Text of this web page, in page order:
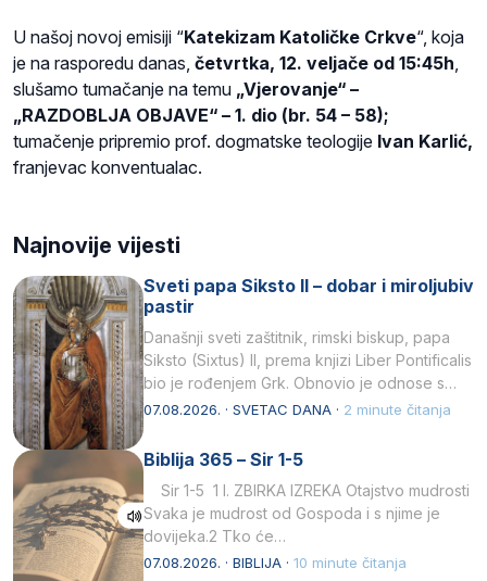
U našoj novoj emisiji “Katekizam Katoličke Crkve“, koja
je na rasporedu danas, četvrtka, 12. veljače od 15:45h,
slušamo tumačanje na temu „Vjerovanje“ –
„RAZDOBLJA OBJAVE“ – 1. dio (br. 54 – 58);
tumačenje pripremio prof. dogmatske teologije Ivan Karlić,
franjevac konventualac.
Najnovije vijesti
Sveti papa Siksto II – dobar i miroljubiv
pastir
Današnji sveti zaštitnik, rimski biskup, papa
Siksto (Sixtus) II, prema knjizi Liber Pontificalis
bio je rođenjem Grk. Obnovio je odnose s
afričkim…
07.08.2026. · SVETAC DANA · 2 minute čitanja
Biblija 365 – Sir 1-5
Sir 1-5 1 I. ZBIRKA IZREKA Otajstvo mudrosti
Svaka je mudrost od Gospoda i s njime je
dovijeka.2 Tko će…
07.08.2026. · BIBLIJA · 10 minute čitanja